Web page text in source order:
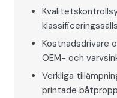
Kostnadsdrivare
OEM- och
Verkliga
printade